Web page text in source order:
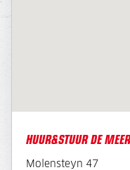
HUUR&STUUR DE
Molensteyn 47